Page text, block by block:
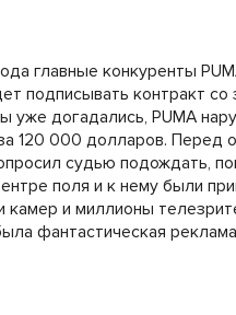
главные конкуренты
подписывать контракт
уже догадались, PUMA
120 000 долларов. Перед
судью подождать,
поля и к нему были
и миллионы
фантастическая